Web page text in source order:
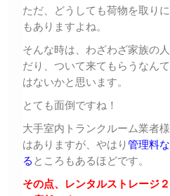
ただ、どうしても荷物を取り
もありますよね。
そんな時は、わざわざ家族の
だり、ついて来てもらうなん
はないかと思います。
とても面倒ですね！
大手室内トランクルーム業者
はありますが、やはり 管理料
る ところもあるほどです。
その点、レンタルストレージ